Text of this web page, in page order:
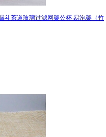
斗茶道玻璃过滤网架公杯 易泡架（竹